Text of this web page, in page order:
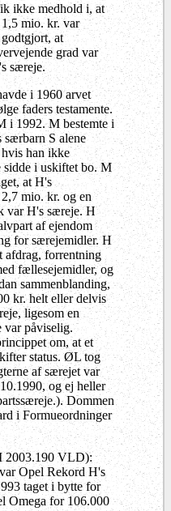
ikke medhold i, at
mio. kr. var
at
grad var
særeje.
i 1960 arvet
faders testamente.
i 1992. M bestemte i
særbarn S alene
han ikke
sidde i uskiftet bo. M
at H's
mio. kr. og en
var H's særeje. H
af ejendom
for særejemidler. H
afdrag, forrentning
fællesejemidler, og
sammenblanding,
kr. helt eller delvis
ligesom en
var påviselig.
om, at et
status. ØL tog
af særejet var
og ej heller
Dommen
i Formueordninger
2003.190 VLD):
Opel Rekord H's
taget i bytte for
Omega for 106.000